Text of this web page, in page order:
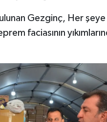
Gezginç, Her
faciasının